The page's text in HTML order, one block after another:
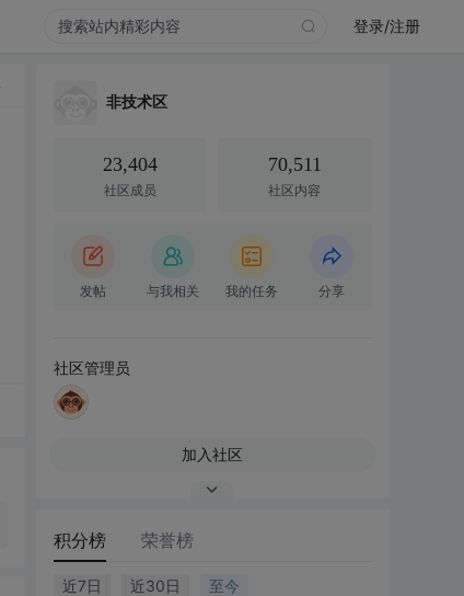
登录/注册
非技术区
23,404
社区成员
70,511
社区内容
发帖 与我相关 我的任务 分享
社区管理员
加入社区
积分榜 荣誉榜
近7日 近30日 至今